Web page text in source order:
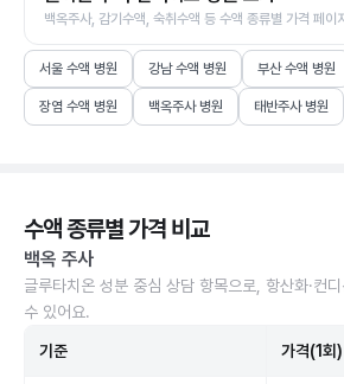
백옥주사, 감기수액, 숙취수액 등 수액 종류별 가격 페이
서울 수액 병원 강남 수액 병원 부산 수액 병원
장염 수액 병원 백옥주사 병원 태반주사 병원
수액 종류별 가격 비교
백옥 주사
글루타치온 성분 중심 상담 항목으로, 항산화·컨
수 있어요.
기준 가격(1회)